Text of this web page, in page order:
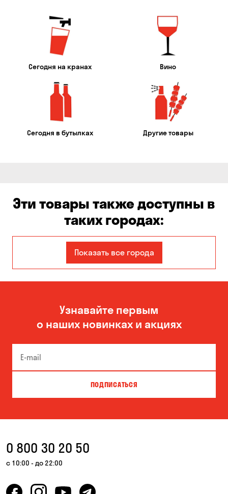
Сегодня на кранах Вино
Сегодня в бутылках Другие товары
Эти товары также доступны в
таких городах:
Авангард
Бабурка Балабино
Бережинка Борисполь
Бровары
Вита-Почтовая Вишневое
Показать все города
Узнавайте первым
о наших новинках и акциях
ПОДПИСАТЬСЯ
0 800 30 20 50
с 10:00 - до 22:00